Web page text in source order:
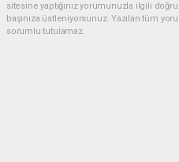
sitesine yaptığınız yorumunuzla ilgili
başınıza üstleniyorsunuz. Yazılan tüm
sorumlu tutulamaz.